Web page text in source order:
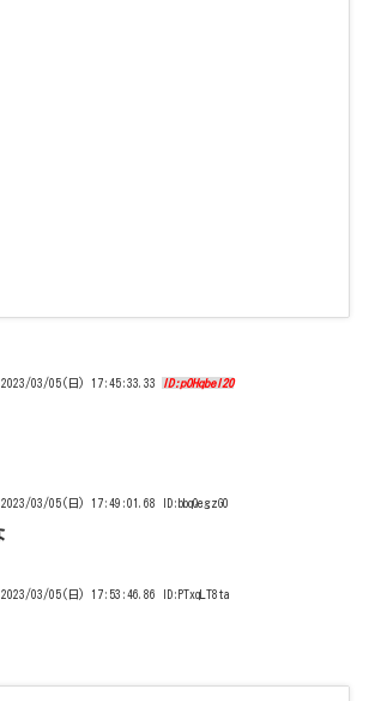
2023/03/05(日) 17:45:33.33 ID:pOHqbeI20
2023/03/05(日) 17:49:01.68 ID:bbqQegzG0
2023/03/05(日) 17:53:46.86 ID:PTxqLT8ta